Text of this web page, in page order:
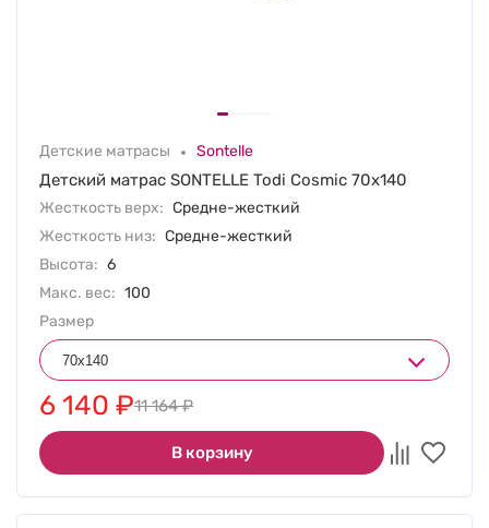
Детские матрасы Sontelle
Детский матрас SONTELLE Todi Cosmic 70х140
Жесткость верх: Средне-жесткий
Жесткость низ: Средне-жесткий
Высота: 6
Макс. вес: 100
Размер
6 140 ₽11 164₽
В корзину